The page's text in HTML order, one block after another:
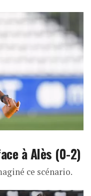
à Alès (0-2)
ce scénario.